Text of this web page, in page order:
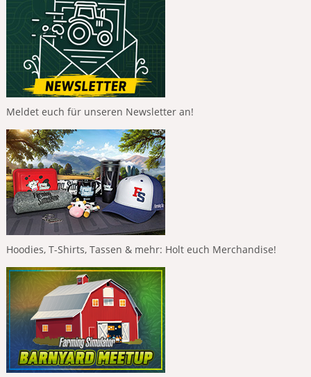
Meldet euch für unseren Newsletter an!
Hoodies, T-Shirts, Tassen & mehr: Holt euch Merchandise!